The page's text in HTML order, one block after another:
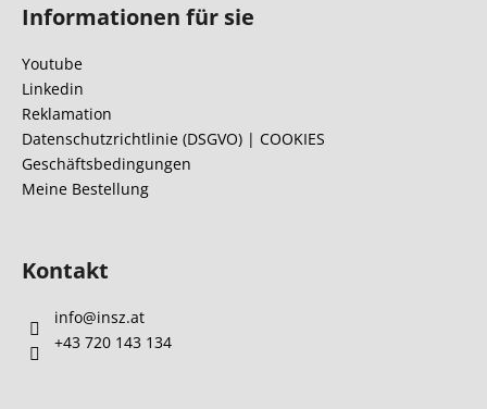
Informationen für sie
Youtube
Linkedin
Reklamation
Datenschutzrichtlinie (DSGVO) | COOKIES
Geschäftsbedingungen
Meine Bestellung
Kontakt
info@insz.at
+43 720 143 134